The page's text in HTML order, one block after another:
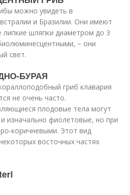
можно увидеть в
и Бразилии. Они имеют
липкие шляпки диаметром до 3
− они
свет.
БУРАЯ
гриб клавария
не очень часто.
плодовые тела могут
изначально фиолетовые, но при
коричневыми. Этот вид
восточных частях